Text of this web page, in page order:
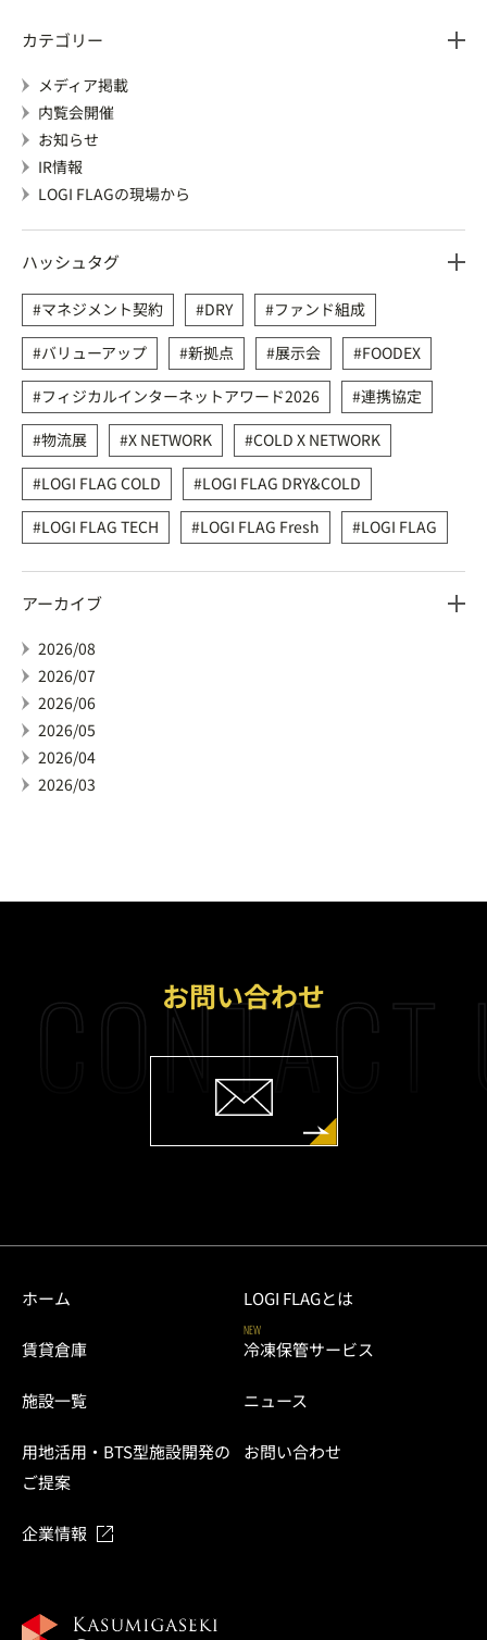
カテゴリー
メディア掲載
内覧会開催
お知らせ
IR情報
LOGI FLAGの現場から
ハッシュタグ
マネジメント契約 DRY
ファンド組成
バリューアップ
新拠点 展示会
FOODEX
フィジカルインターネットアワード2026
連携協定
物流展
X NETWORK
COLD X NETWORK
LOGI FLAG COLD
LOGI FLAG DRY&COLD
LOGI FLAG TECH
LOGI FLAG Fresh LOGI FLAG
アーカイブ
2026/08
2026/07
2026/06
2026/05
2026/04
2026/03
CONTACT
お問い合わせ
ホーム LOGI FLAGとは
賃貸倉庫
NEW
冷凍保管サービス
施設一覧 ニュース
用地活用・BTS型施設開発の
ご提案
お問い合わせ
企業情報